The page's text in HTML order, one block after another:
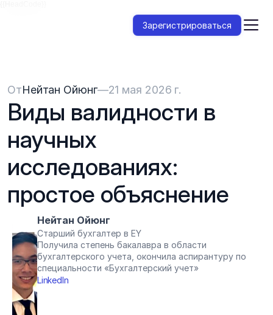
Зарегистрироваться
ОтНейтан Ойюнг—21 мая 2026 г.
Виды валидности в
научных
исследованиях:
простое объяснение
Нейтан Ойюнг
Старший бухгалтер в EY
Получила степень бакалавра в области
бухгалтерского учета, окончила аспирантуру по
специальности «Бухгалтерский учет»
LinkedIn